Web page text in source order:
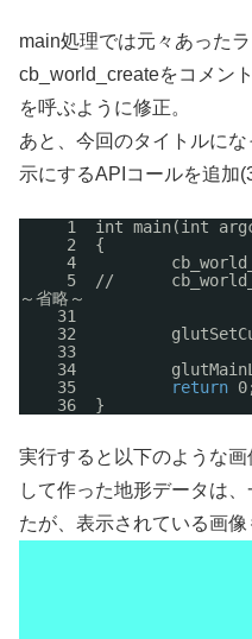
main処理では元々あった
cb_world_createをコメン
を呼ぶように修正。
あと、今回のタイトルに
示にするAPIコールを追加
1  int main(int
2  {
4
5
//
～省略～
31
32
33
34
35
return
36  }
実行すると以下のような
して作った地形データは
たが、表示されている画像